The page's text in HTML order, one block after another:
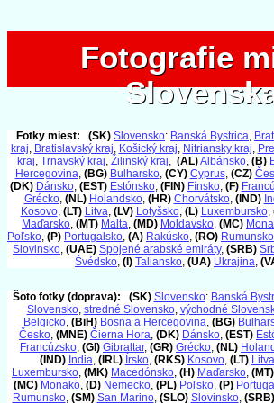
Fotografie
Fotografie
Fotky miest: (SK) Slovensko: Banská Bystrica,
kraj, Bratislavský kraj, Košický kraj, Nitriansky kraj,
kraj, Trnavský kraj, Žilinský kraj, (AL)Albánsko, (B)
Hercegovina, (BG) Bulharsko, (CY) Cyprus, (CZ)
(DK) Dánsko, (EST) Estónsko, (FIN) Fínsko, (F)
Grécko, (NL) Holandsko, (HR) Chorvátsko, (IND)
Kosovo, (LT) Litva, (LV) Lotyšsko, (L) Luxembursko,
Maďarsko, (MT) Malta, (MD) Moldavsko, (MC)
Poľsko, (P) Portugalsko, (A) Rakúsko, (RO) Rumunsko
Slovinsko, (UAE) Spojené arabské emiráty, (SRB)
Švédsko, (I) Taliansko, (UA) Ukrajina,
Šoto fotky (doprava): (SK) Slovensko: Banská
Slovensko, stredné Slovensko, východné
Belgicko, (BiH) Bosna a Hercegovina, (BG)
Česko, (MNE) Čierna Hora, (DK) Dánsko, (EST)
Francúzsko, (GI) Gibraltar, (GR) Grécko, (NL)
(IND) India, (IRL) Írsko, (RKS) Kosovo, (LT) Litva
Luxembursko, (MK) Macedónsko, (H) Maďarsko, (MT)
(MC) Monako, (D) Nemecko, (PL) Poľsko, (P)
Rumunsko, (SM) San Marino, (SLO) Slovinsko, (SRB)